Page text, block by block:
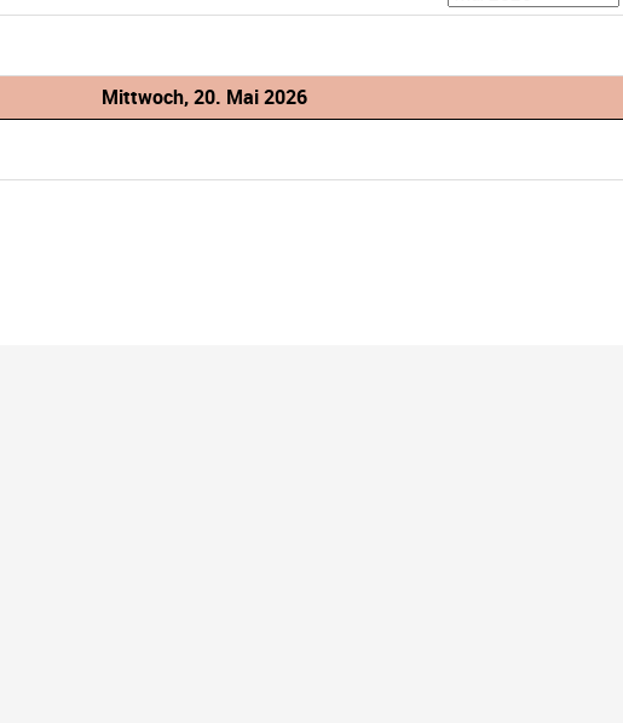
Mittwoch, 20. Mai 2026